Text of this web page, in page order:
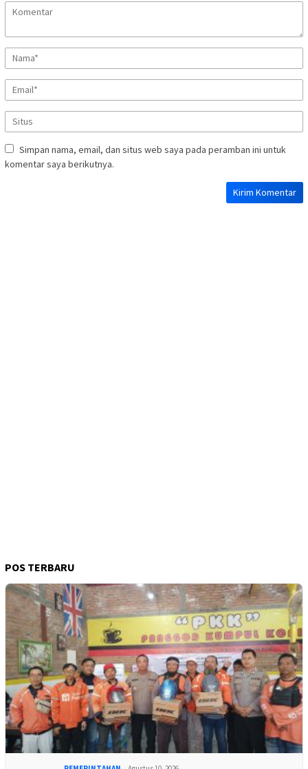
Simpan nama, email, dan situs web saya pada peramban ini untuk
komentar saya berikutnya.
POS TERBARU